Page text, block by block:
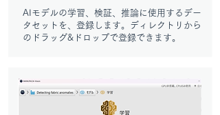
AIモデルの学習、検証、推論に使用するデー
タセットを、登録します。ディレクトリから
のドラッグ&ドロップで登録できます。